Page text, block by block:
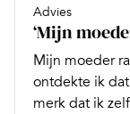
Advies
‘Mijn
Mijn moeder
ontdekte ik
merk dat ik